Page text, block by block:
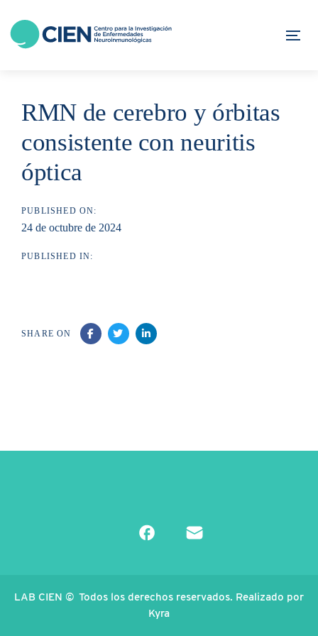
links
content
RMN de cerebro y órbitas
consistente con neuritis
óptica
PUBLISHED ON:
24 de octubre de 2024
PUBLISHED IN:
SHARE ON
LAB CIEN © Todos los derechos reservados. Realizado por
Kyra